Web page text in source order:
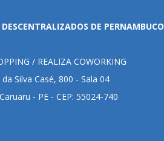
DESCENTRALIZADOS DE PERNAMBUCO
/ REALIZA COWORKING
Silva Casé, 800 - Sala 04
- PE - CEP: 55024-740